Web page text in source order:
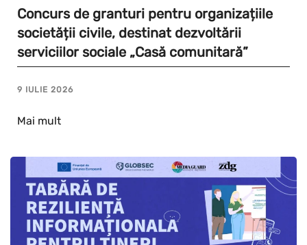
Concurs de granturi pentru organizațiile
societății civile, destinat dezvoltării
serviciilor sociale „Casă comunitară”
9 IULIE 2026
Mai mult